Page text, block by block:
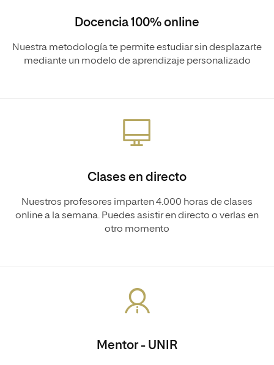
Docencia 100% online
Nuestra metodología te permite estudiar sin desplazarte
mediante un modelo de aprendizaje personalizado
Clases en directo
Nuestros profesores imparten 4.000 horas de clases
online a la semana. Puedes asistir en directo o verlas en
otro momento
Mentor - UNIR